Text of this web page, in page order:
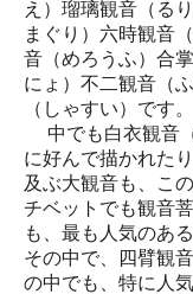
え）瑠璃観音（る
まぐり）六時観音
音（めろうふ）合
にょ）不二観音（
（しゃすい）です。
中でも白衣観音
に好んで描かれた
及ぶ大観音も、こ
チベットでも観音
も、最も人気のあ
その中で、四臂観
の中でも、特に人